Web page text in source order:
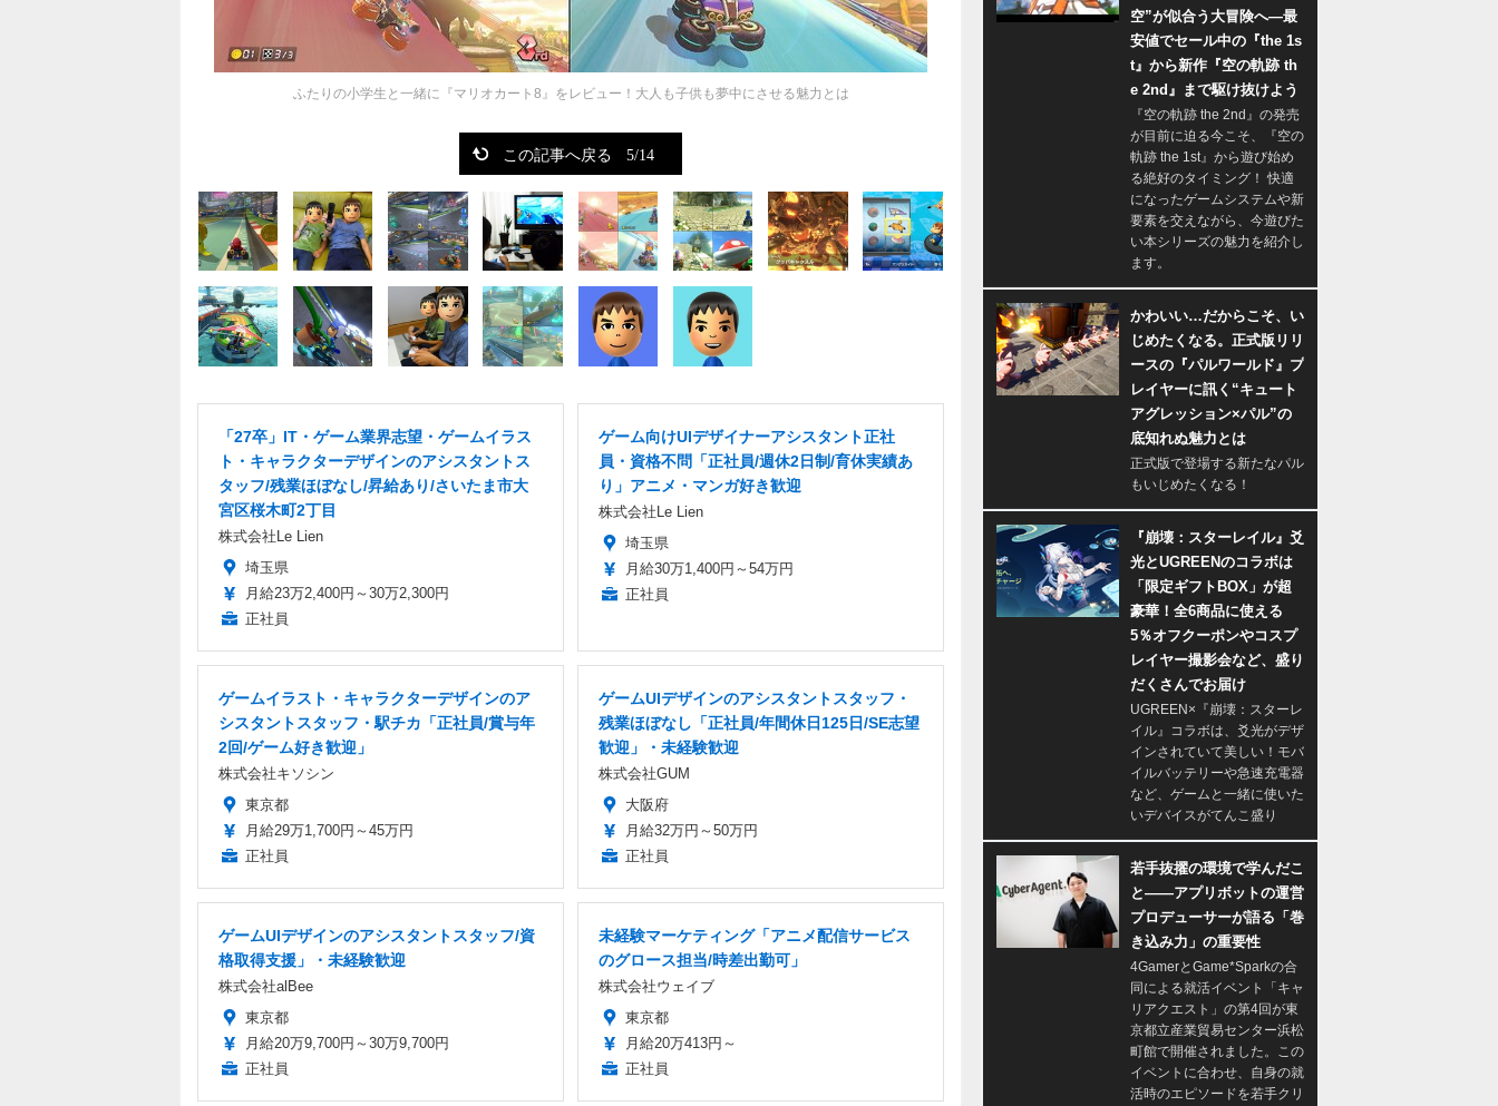
ふたりの小学生と一緒に『マリオカート8』をレビュー！大人も子供も夢中にさせる魅力とは
この記事へ戻る 5/14
「27卒」IT・ゲーム業界志望・ゲームイラス
ト・キャラクターデザインのアシスタントス
タッフ/残業ほぼなし/昇給あり/さいたま市大
宮区桜木町2丁目
株式会社Le Lien
埼玉県
月給23万2,400円～30万2,300円
正社員
ゲーム向けUIデザイナーアシスタント正社
員・資格不問「正社員/週休2日制/育休実績あ
り」アニメ・マンガ好き歓迎
株式会社Le Lien
埼玉県
月給30万1,400円～54万円
正社員
ゲームイラスト・キャラクターデザインのア
シスタントスタッフ・駅チカ「正社員/賞与年
2回/ゲーム好き歓迎」
株式会社キソシン
東京都
月給29万1,700円～45万円
正社員
ゲームUIデザインのアシスタントスタッフ・
残業ほぼなし「正社員/年間休日125日/SE志望
歓迎」・未経験歓迎
株式会社GUM
大阪府
月給32万円～50万円
正社員
ゲームUIデザインのアシスタントスタッフ/資
格取得支援」・未経験歓迎
株式会社alBee
東京都
月給20万9,700円～30万9,700円
正社員
未経験マーケティング「アニメ配信サービス
のグロース担当/時差出勤可」
株式会社ウェイブ
東京都
月給20万413円～
正社員
空”が似合う大冒険へ―最
安値でセール中の『the 1s
t』から新作『空の軌跡 th
e 2nd』まで駆け抜けよう
『空の軌跡 the 2nd』の発売
が目前に迫る今こそ、『空の
軌跡 the 1st』から遊び始め
る絶好のタイミング！ 快適
になったゲームシステムや新
要素を交えながら、今遊びた
い本シリーズの魅力を紹介し
ます。
かわいい…だからこそ、い
じめたくなる。正式版リリ
ースの『パルワールド』プ
レイヤーに訊く“キュート
アグレッション×パル”の
底知れぬ魅力とは
正式版で登場する新たなパル
もいじめたくなる！
『崩壊：スターレイル』爻
光とUGREENのコラボは
「限定ギフトBOX」が超
豪華！全6商品に使える
5％オフクーポンやコスプ
レイヤー撮影会など、盛り
だくさんでお届け
UGREEN×『崩壊：スターレ
イル』コラボは、爻光がデザ
インされていて美しい！モバ
イルバッテリーや急速充電器
など、ゲームと一緒に使いた
いデバイスがてんこ盛り
若手抜擢の環境で学んだこ
と――アプリボットの運営
プロデューサーが語る「巻
き込み力」の重要性
4GamerとGame*Sparkの合
同による就活イベント「キャ
リアクエスト」の第4回が東
京都立産業貿易センター浜松
町館で開催されました。この
イベントに合わせ、自身の就
活時のエピソードを若手クリ